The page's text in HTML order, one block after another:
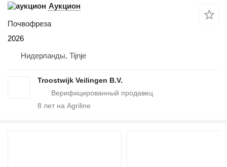
Аукцион
Почвофреза
2026
Нидерланды, Tijnje
Troostwijk Veilingen B.V.
8 лет на Agriline